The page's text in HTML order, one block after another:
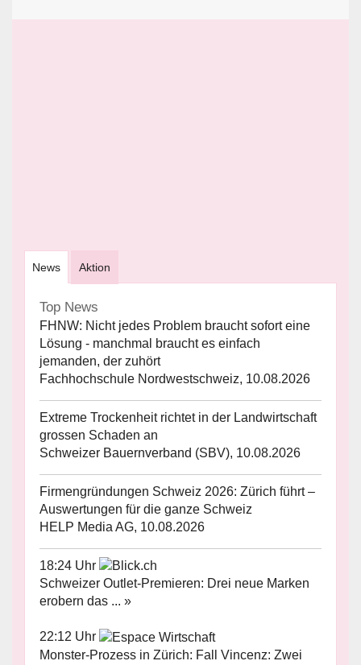
News Aktion
Top News
FHNW: Nicht jedes Problem braucht sofort eine
Lösung - manchmal braucht es einfach
jemanden, der zuhört
Fachhochschule Nordwestschweiz, 10.08.2026
Extreme Trockenheit richtet in der Landwirtschaft
grossen Schaden an
Schweizer Bauernverband (SBV), 10.08.2026
Firmengründungen Schweiz 2026: Zürich führt –
Auswertungen für die ganze Schweiz
HELP Media AG, 10.08.2026
18:24 Uhr
Schweizer Outlet-Premieren: Drei neue Marken
erobern das ... »
22:12 Uhr
Monster-Prozess in Zürich: Fall Vincenz: Zwei